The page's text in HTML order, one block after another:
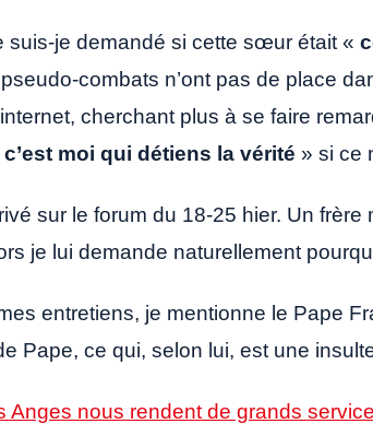
suis-je demandé si cette sœur était «
combats n’ont pas de place
cherchant plus à se faire
c’est moi qui détiens la vérité » si ce
sur le forum du 18-25 hier. Un frère
je lui demande naturellement
entretiens, je mentionne le Pape
Pape, ce qui, selon lui, est une
Anges nous rendent de grands